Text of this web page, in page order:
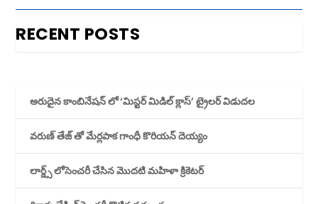
RECENT POSTS
అరుదైన కాంబినేషన్ లో ‘మిస్టర్ మిడిల్ క్లాస్’ ట్రైలర్ విడుదల
వరుణ్ తేజ్ తో మేర్లపాక గాంధీ కొరియన్ దెయ్యం
లార్డ్స్ లోసెంచరీ చేసిన మొదటి మహిళా క్రికెటర్